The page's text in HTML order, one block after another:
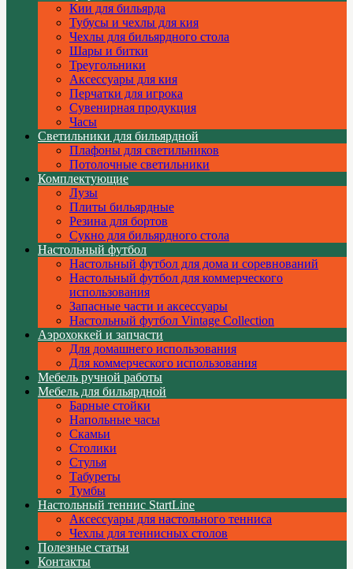
Кии для бильярда
Тубусы и чехлы для кия
Чехлы для бильярдного стола
Шары и битки
Треугольники
Аксессуары для кия
Перчатки для игрока
Сувенирная продукция
Часы
Светильники для бильярдной
Плафоны для светильников
Потолочные светильники
Комплектующие
Лузы
Плиты бильярдные
Резина для бортов
Сукно для бильярдного стола
Настольный футбол
Настольный футбол для дома и соревнований
Настольный футбол для коммерческого
использования
Запасные части и аксессуары
Настольный футбол Vintage Collection
Аэрохоккей и запчасти
Для домашнего использования
Для коммерческого использования
Мебель ручной работы
Мебель для бильярдной
Барные стойки
Напольные часы
Скамьи
Столики
Стулья
Табуреты
Тумбы
Настольный теннис StartLine
Аксессуары для настольного тенниса
Чехлы для теннисных столов
Полезные статьи
Контакты